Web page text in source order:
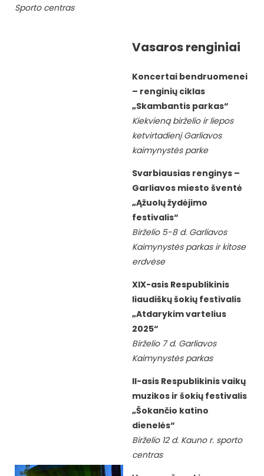
Sporto centras
Vasaros renginiai
Koncertai bendruomenei
– renginių ciklas
„Skambantis parkas“
Kiekvieną birželio ir liepos
ketvirtadienį Garliavos
kaimynystės parke
Svarbiausias renginys –
Garliavos miesto šventė
„Ąžuolų žydėjimo
festivalis“
Birželio 5-8 d. Garliavos
Kaimynystės parkas ir kitose
erdvėse
XIX-asis Respublikinis
liaudiškų šokių festivalis
„Atdarykim vartelius
2025“
Birželio 7 d. Garliavos
Kaimynystės parkas
II-asis Respublikinis vaikų
muzikos ir šokių festivalis
„Šokančio katino
dienelės“
Birželio 12 d. Kauno r. sporto
centras